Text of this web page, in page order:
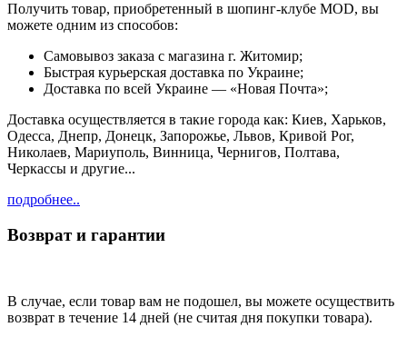
Получить товар, приобретенный в шопинг-клубе MOD, вы
можете одним из способов:
Cамовывоз заказа с магазина г. Житомир;
Быстрая курьерская доставка по Украине;
Доставка по всей Украине — «Новая Почта»;
Доставка осуществляется в такие города как: Киев, Харьков,
Одесса, Днепр, Донецк, Запорожье, Львов, Кривой Рог,
Николаев, Мариуполь, Винница, Чернигов, Полтава,
Черкассы и другие...
подробнее..
Возврат и гарантии
В случае, если товар вам не подошел, вы можете осуществить
возврат в течение 14 дней (не считая дня покупки товара).